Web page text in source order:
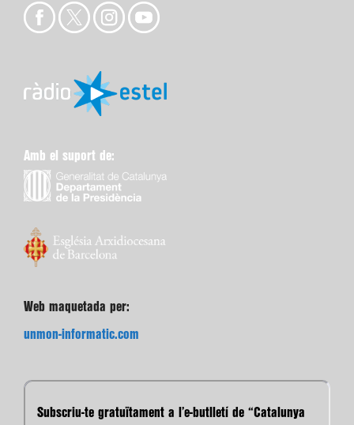
Amb el suport de:
Web maquetada per:
unmon-informatic.com
Subscriu-te gratuïtament a l’e-butlletí de “Catalunya